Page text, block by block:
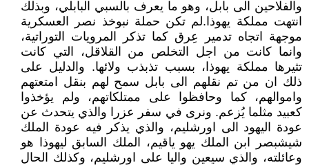
والفلاحين الى بابل، وهو ما يعرف بالسبي البابلي، وبذلك
انتهت مملكة يهوذا.لم تكن حملة نبوخذ نصر العسكرية
موجهة اتجاه تدمير عِرق كما تذكر المرويات التوراتية،
وانما كانت من اجل التخلص من القلاقل، التي كانت
تثيرها مملكة يهوذا، بسبب تذبذب ولائها. والدليل على
ذلك ان من تم نقلهم الى بابل سمح لهم بنقل امتعتهم
واموالهم، كما وحافظوا على ممتلكاتهم، ولم يؤخذوا
كعبيد مثلما يُزعم. ونرى في سفر عزرا والذي يتحدث عن
عودة اليهود الى اورشليم، والذي يذكر فيه عودة الملك
شيشبصر ابن الملك يهو ياقيم، الملك السابق ليهوذا هو
وعائلته، والذي سيعين واليا على اورشليم، وكذلك الحال